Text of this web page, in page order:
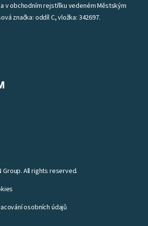
v obchodním rejstříku vedeném Městským
značka: oddíl C, vložka: 342697.
Group. All rights reserved.
osobních údajů